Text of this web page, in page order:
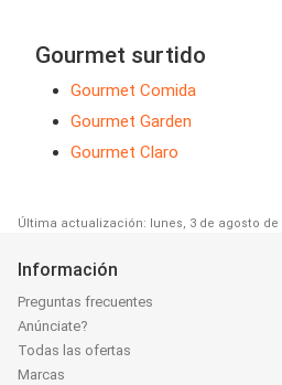
Gourmet surtido
Gourmet Comida
Gourmet Garden
Gourmet Claro
Última actualización: lunes, 3 de agosto de
Información
Preguntas frecuentes
Anúnciate?
Todas las ofertas
Marcas